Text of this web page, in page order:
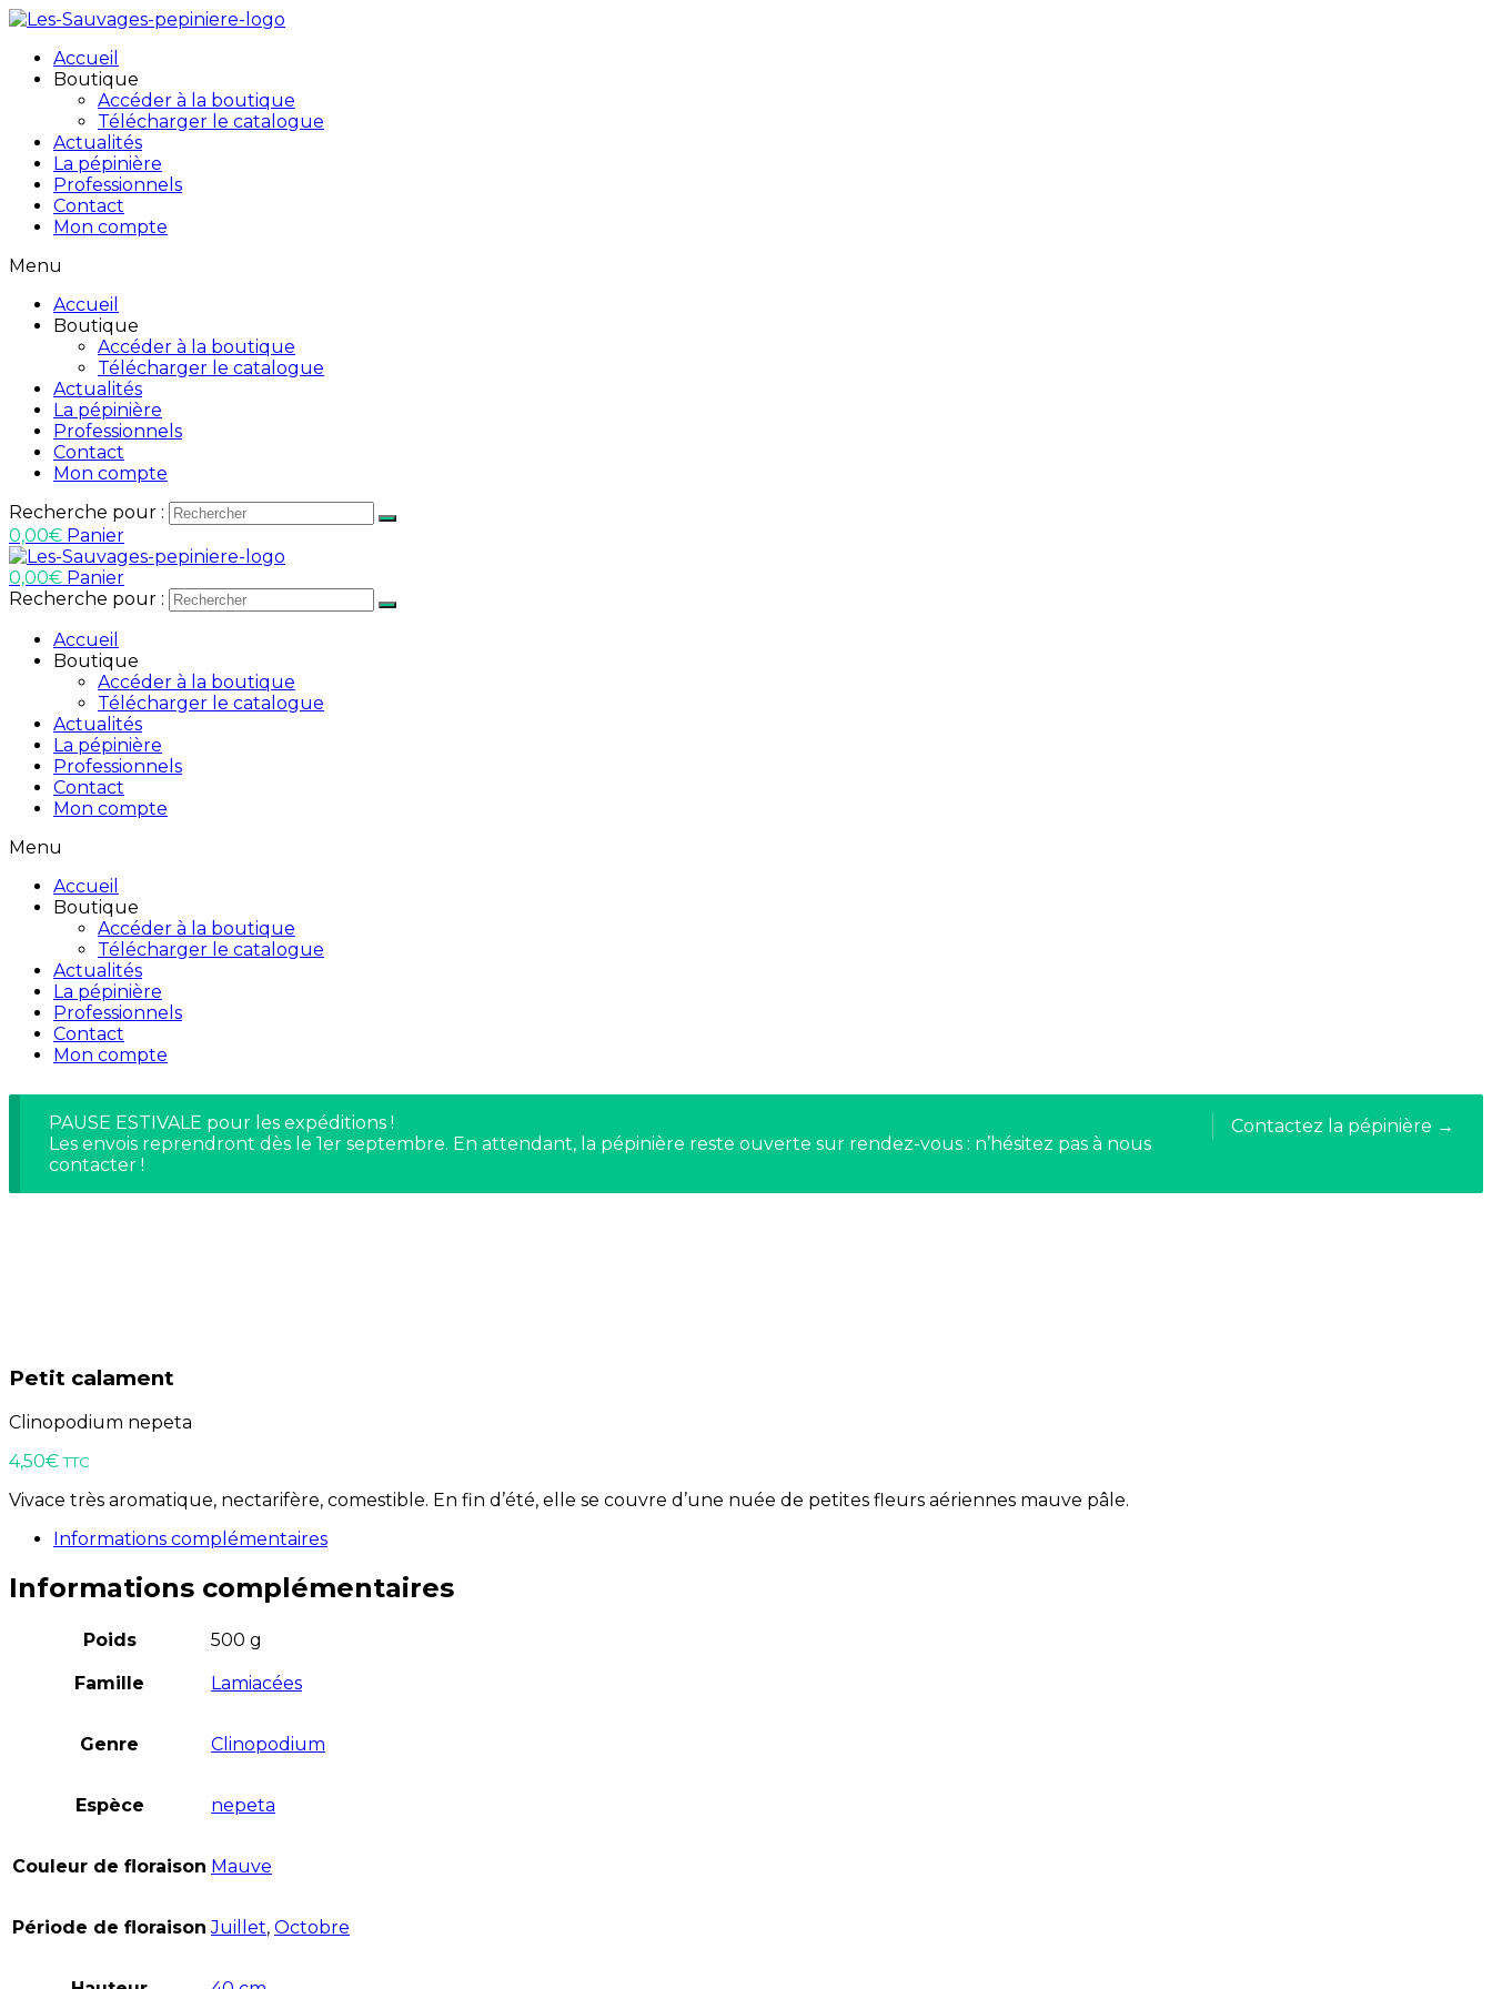
Accueil
Boutique
Accéder à la boutique
Télécharger le catalogue
Actualités
La pépinière
Professionnels
Contact
Mon compte
Menu
Accueil
Boutique
Accéder à la boutique
Télécharger le catalogue
Actualités
La pépinière
Professionnels
Contact
Mon compte
Recherche pour :
0,00€ Panier
0,00€ Panier
Recherche pour :
Accueil
Boutique
Accéder à la boutique
Télécharger le catalogue
Actualités
La pépinière
Professionnels
Contact
Mon compte
Menu
Accueil
Boutique
Accéder à la boutique
Télécharger le catalogue
Actualités
La pépinière
Professionnels
Contact
Mon compte
Contactez la pépinière →
PAUSE ESTIVALE pour les expéditions !
Les envois reprendront dès le 1er septembre. En attendant, la pépinière reste ouverte sur rendez-vous : n’hésitez pas à nous
contacter !
Petit calament
Clinopodium nepeta
4,50€ TTC
Vivace très aromatique, nectarifère, comestible. En fin d’été, elle se couvre d’une nuée de petites fleurs aériennes mauve pâle.
Informations complémentaires
Informations complémentaires
Poids 500 g
Famille Lamiacées
Genre Clinopodium
Espèce nepeta
Couleur de floraison Mauve
Période de floraison Juillet, Octobre